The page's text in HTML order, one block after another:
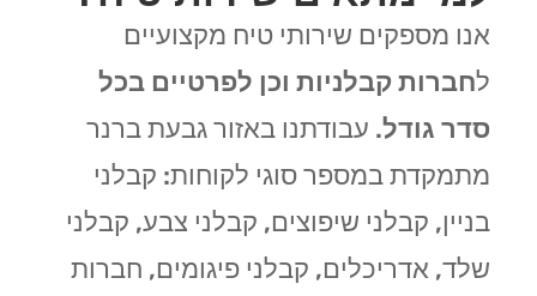
אנו מספקים שירותי טיח מקצועיים
לחברות קבלניות וכן לפרטיים בכל
סדר גודל. עבודתנו באזור גבעת ברנר
מתמקדת במספר סוגי לקוחות: קבלני
בניין, קבלני שיפוצים, קבלני צבע, קבלני
שלד, אדריכלים, קבלני פיגומים, חברות